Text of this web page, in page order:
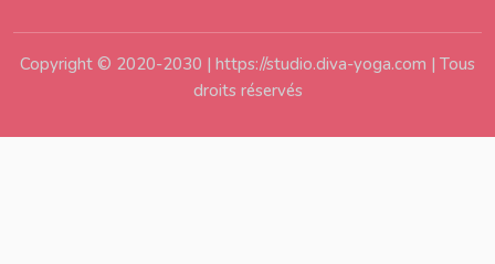
Copyright © 2020-2030 | https://studio.diva-yoga.com | Tous
droits réservés